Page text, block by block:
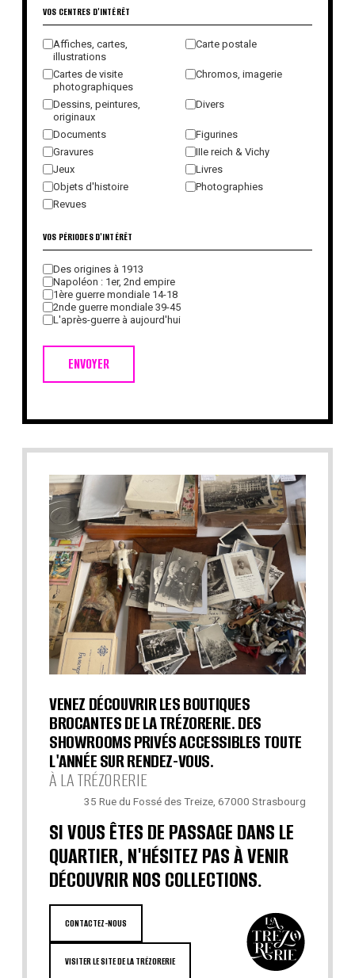
VOS CENTRES D'INTÉRÊT
Affiches, cartes,
illustrations
Carte postale
Cartes de visite
photographiques
Chromos, imagerie
Dessins, peintures,
originaux
Divers
Documents
Figurines
Gravures
IIIe reich & Vichy
Jeux
Livres
Objets d'histoire
Photographies
Revues
ENVOYER
VOS PÉRIODES D'INTÉRÊT
Des origines à 1913
Napoléon : 1er, 2nd empire
1ère guerre mondiale 14-18
2nde guerre mondiale 39-45
L'après-guerre à aujourd'hui
VENEZ DÉCOUVRIR LES BOUTIQUES
BROCANTES DE LA TRÉZORERIE. DES
SHOWROOMS PRIVÉS ACCESSIBLES TOUTE
L'ANNÉE SUR RENDEZ-VOUS.
À LA TRÉZORERIE
35 Rue du Fossé des Treize, 67000 Strasbourg
SI VOUS ÊTES DE PASSAGE DANS LE
QUARTIER, N'HÉSITEZ PAS À VENIR
DÉCOUVRIR NOS COLLECTIONS.
CONTACTEZ-NOUS
VISITER LE SITE DE LA TRÉZORERIE